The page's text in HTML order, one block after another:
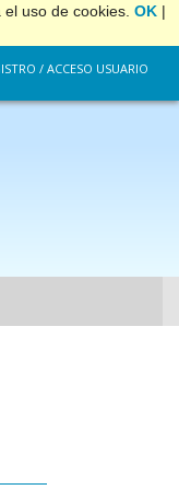
uso de cookies. OK |
/ ACCESO USUARIO